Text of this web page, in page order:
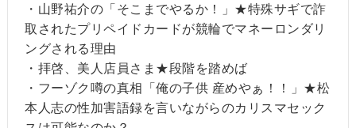
・山野祐介の「そこまでやるか！」★特殊サギで詐
取されたプリペイドカードが競輪でマネーロンダリ
ングされる理由
・拝啓、美人店員さま★段階を踏めば
・フーゾク噂の真相「俺の子供 産めやぁ！！」★松
本人志の性加害語録を言いながらのカリスマセック